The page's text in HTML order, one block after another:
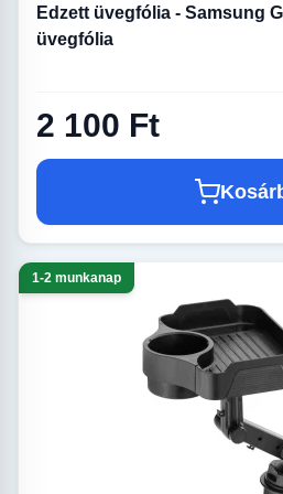
Edzett üvegfólia - Samsung
üvegfólia
2 100 Ft
1-2 munkanap